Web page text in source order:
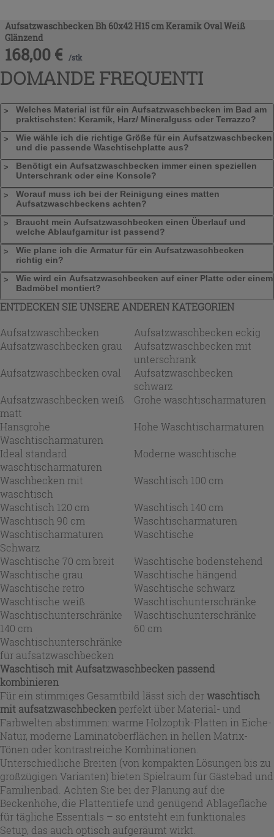
Aufsatzwaschbecken Bh 60x42 H15 cm Keramik Oval Weiß
Glänzend
168,00 € /stk
DOMANDE FREQUENTI
Welches Material ist für ein Aufsatzwaschbecken im Bad am
praktischsten: Keramik, Harz/ Mineralguss oder Terrazzo?
Wie wähle ich die richtige Größe für ein Aufsatzwaschbecken
und die passende Waschtischplatte aus?
Benötigt ein Aufsatzwaschbecken immer einen speziellen
Unterschrank oder eine Konsole?
Worauf muss ich bei der Reinigung eines matten
Aufsatzwaschbeckens achten?
Braucht mein Aufsatzwaschbecken einen Überlauf und
welche Ablaufgarnitur ist passend?
Wie plane ich die Armatur für ein Aufsatzwaschbecken
richtig ein?
Wie wird ein Aufsatzwaschbecken auf einer Platte oder einem
Badmöbel montiert?
ENTDECKEN SIE UNSERE ANDEREN KATEGORIEN
Aufsatzwaschbecken
Aufsatzwaschbecken eckig
Aufsatzwaschbecken grau
Aufsatzwaschbecken mit
unterschrank
Aufsatzwaschbecken oval
Aufsatzwaschbecken
schwarz
Aufsatzwaschbecken weiß
matt
Grohe waschtischarmaturen
Hansgrohe
Waschtischarmaturen
Hohe Waschtischarmaturen
Ideal standard
waschtischarmaturen
Moderne waschtische
Waschbecken mit
waschtisch
Waschtisch 100 cm
Waschtisch 120 cm
Waschtisch 140 cm
Waschtisch 90 cm
Waschtischarmaturen
Waschtischarmaturen
Schwarz
Waschtische
Waschtische 70 cm breit
Waschtische bodenstehend
Waschtische grau
Waschtische hängend
Waschtische retro
Waschtische schwarz
Waschtische weiß
Waschtischunterschränke
Waschtischunterschränke
140 cm
Waschtischunterschränke
60 cm
Waschtischunterschränke
für aufsatzwaschbecken
Waschtisch mit Aufsatzwaschbecken passend
kombinieren
Für ein stimmiges Gesamtbild lässt sich derwaschtisch
mit aufsatzwaschbeckenperfekt über Material- und
Farbwelten abstimmen: warme Holzoptik-Platten in Eiche-
Natur, moderne Laminatoberflächen in hellen Matrix-
Tönen oder kontrastreiche Kombinationen.
Unterschiedliche Breiten (von kompakten Lösungen bis zu
großzügigen Varianten) bieten Spielraum für Gästebad und
Familienbad. Achten Sie bei der Planung auf die
Beckenhöhe, die Plattentiefe und genügend Ablagefläche
für tägliche Essentials – so entsteht ein funktionales
Setup, das auch optisch aufgeräumt wirkt.